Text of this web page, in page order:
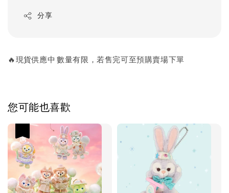
分享
🔥現貨供應中 數量有限，若售完可至預購賣場下單
您可能也喜歡